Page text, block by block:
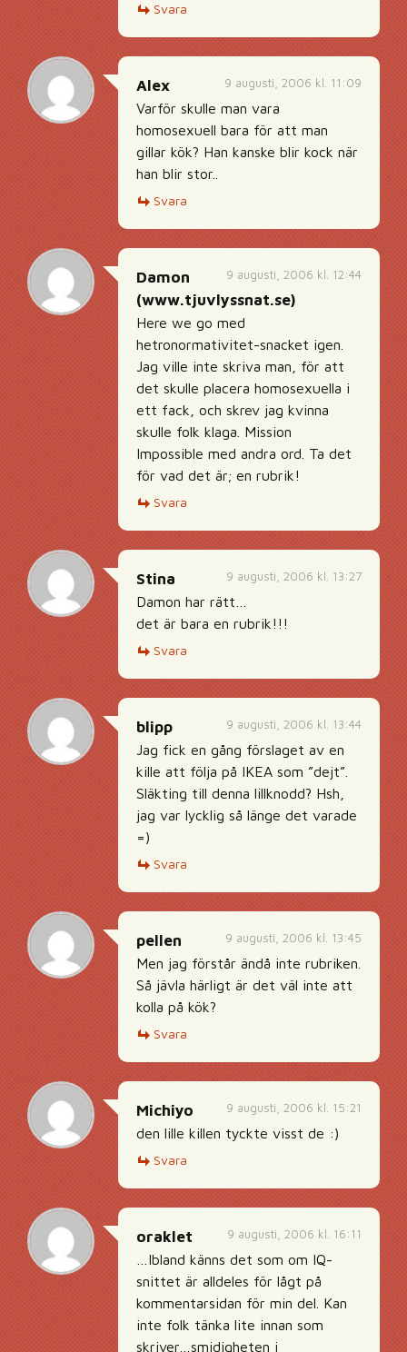
Svara
9 augusti, 2006 kl. 11:09
Alex
Varför skulle man vara
homosexuell bara för att man
gillar kök? Han kanske blir kock när
han blir stor..
Svara
9 augusti, 2006 kl. 12:44
Damon
(www.tjuvlyssnat.se)
Here we go med
hetronormativitet-snacket igen.
Jag ville inte skriva man, för att
det skulle placera homosexuella i
ett fack, och skrev jag kvinna
skulle folk klaga. Mission
Impossible med andra ord. Ta det
för vad det är; en rubrik!
Svara
9 augusti, 2006 kl. 13:27
Stina
Damon har rätt…
det är bara en rubrik!!!
Svara
9 augusti, 2006 kl. 13:44
blipp
Jag fick en gång förslaget av en
kille att följa på IKEA som ”dejt”.
Släkting till denna lillknodd? Hsh,
jag var lycklig så länge det varade
=)
Svara
9 augusti, 2006 kl. 13:45
pellen
Men jag förstår ändå inte rubriken.
Så jävla härligt är det väl inte att
kolla på kök?
Svara
9 augusti, 2006 kl. 15:21
Michiyo
den lille killen tyckte visst de :)
Svara
9 augusti, 2006 kl. 16:11
oraklet
…Ibland känns det som om IQ-
snittet är alldeles för lågt på
kommentarsidan för min del. Kan
inte folk tänka lite innan som
skriver…smidigheten i